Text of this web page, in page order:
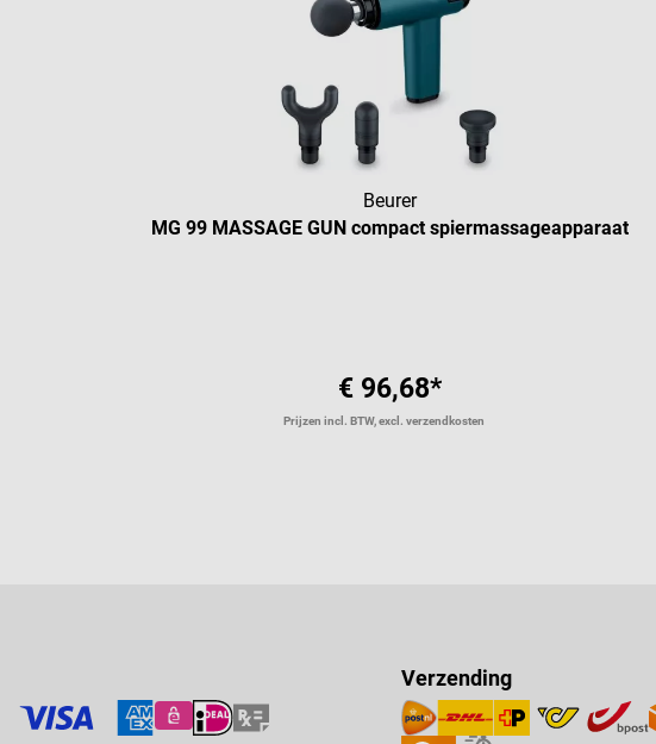
Beurer
MG 99 MASSAGE GUN compact spiermassageapparaat
€ 96,68*
Prijzen incl. BTW, excl. verzendkosten
Verzending